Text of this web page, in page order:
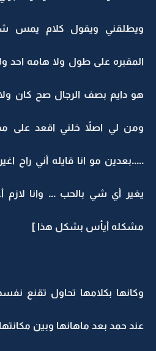
ويطلقني ويقول كلام يمس
المقبره على طول ولا هامه احد
هو دايم بصف الرجال صح كان
ومن لي اصلاً خلني اقعد على
.....بعدين مو انا قايله أني راح
يغير أي شي بالحب ... وانا
مشكله أيأس بشكل هذا ]
وكانها بكلامها تحاول تقنع
عند حمد بعد ماهانها وبين